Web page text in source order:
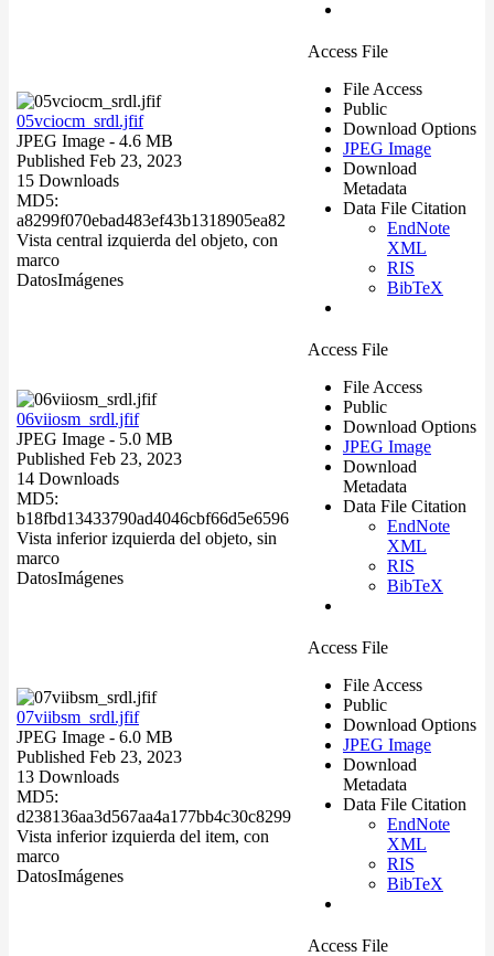
05vciocm_srdl.jfif
JPEG Image - 4.6 MB
Published Feb 23, 2023
15 Downloads
MD5:
a8299f070ebad483ef43b1318905ea82
Vista central izquierda del objeto, con
marco
DatosImágenes
Access File
File Access
Public
Download Options
JPEG Image
Download
Metadata
Data File Citation
EndNote
XML
RIS
BibTeX
06viiosm_srdl.jfif
JPEG Image - 5.0 MB
Published Feb 23, 2023
14 Downloads
MD5:
b18fbd13433790ad4046cbf66d5e6596
Vista inferior izquierda del objeto, sin
marco
DatosImágenes
Access File
File Access
Public
Download Options
JPEG Image
Download
Metadata
Data File Citation
EndNote
XML
RIS
BibTeX
07viibsm_srdl.jfif
JPEG Image - 6.0 MB
Published Feb 23, 2023
13 Downloads
MD5:
d238136aa3d567aa4a177bb4c30c8299
Vista inferior izquierda del item, con
marco
DatosImágenes
Access File
File Access
Public
Download Options
JPEG Image
Download
Metadata
Data File Citation
EndNote
XML
RIS
BibTeX
Access File